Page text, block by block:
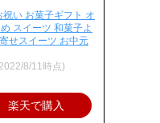
い お菓子ギフト オ
スイーツ 和菓子よ
せスイーツ お中元
8/11時点)
楽天で購入